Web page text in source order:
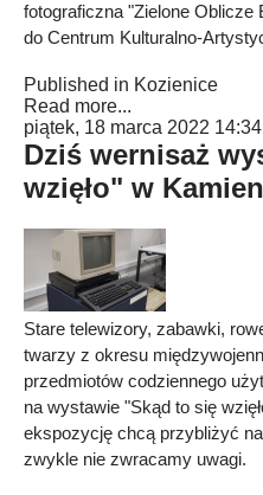
fotograficzna "Zielone Oblicze
do Centrum Kulturalno-
Published in Kozienice
Read more...
piątek, 18 marca 2022 14:34
Dziś wernisaż
wzięło" w
Stare telewizory, zabawki,
twarzy z okresu
przedmiotów codziennego
na wystawie "Skąd to się
ekspozycję chcą przybliżyć
zwykle nie zwracamy uwagi.